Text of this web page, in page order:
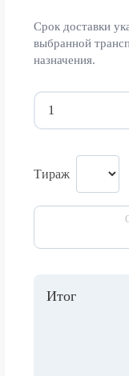
Срок доставки
выбранной
назначения.
Тираж
Итог